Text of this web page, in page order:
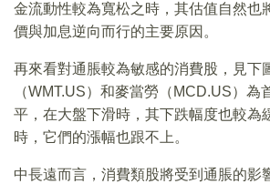
金流動性較為寬松之時，其估值自然也
價與加息逆向而行的主要原因。
再來看對通脹較為敏感的消費股，見下
（WMT.US）和麥當勞（MCD.US）為
平，在大盤下滑時，其下跌幅度也較為
時，它們的漲幅也跟不上。
中長遠而言，消費類股將受到通脹的影